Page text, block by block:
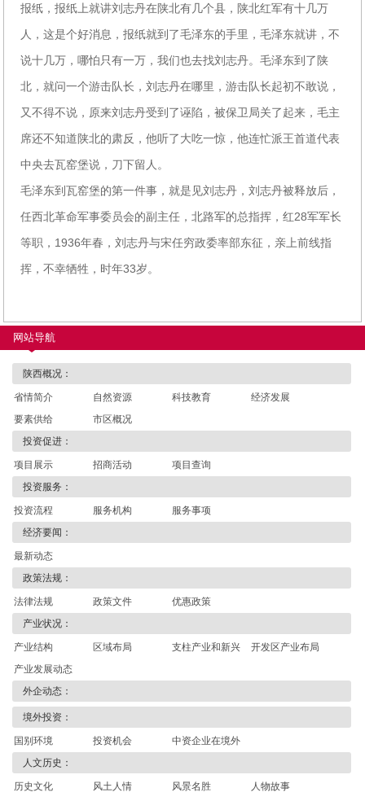
报纸，报纸上就讲刘志丹在陕北有几个县，陕北红军有十几万
人，这是个好消息，报纸就到了毛泽东的手里，毛泽东就讲，不
说十几万，哪怕只有一万，我们也去找刘志丹。毛泽东到了陕
北，就问一个游击队长，刘志丹在哪里，游击队长起初不敢说，
又不得不说，原来刘志丹受到了诬陷，被保卫局关了起来，毛主
席还不知道陕北的肃反，他听了大吃一惊，他连忙派王首道代表
中央去瓦窑堡说，刀下留人。
毛泽东到瓦窑堡的第一件事，就是见刘志丹，刘志丹被释放后，
任西北革命军事委员会的副主任，北路军的总指挥，红28军军长
等职，1936年春，刘志丹与宋任穷政委率部东征，亲上前线指
挥，不幸牺牲，时年33岁。
网站导航
陕西概况：
省情简介 自然资源 科技教育
经济发展
要素供给
市区概况
投资促进：
项目展示 招商活动
项目查询
投资服务：
投资流程 服务机构
服务事项
经济要闻：
最新动态
政策法规：
法律法规 政策文件
优惠政策
产业状况：
产业结构 区域布局
支柱产业和新兴
开发区产业布局
产业发展动态
外企动态：
境外投资：
国别环境 投资机会
中资企业在境外
人文历史：
历史文化 风土人情 风景名胜 人物故事